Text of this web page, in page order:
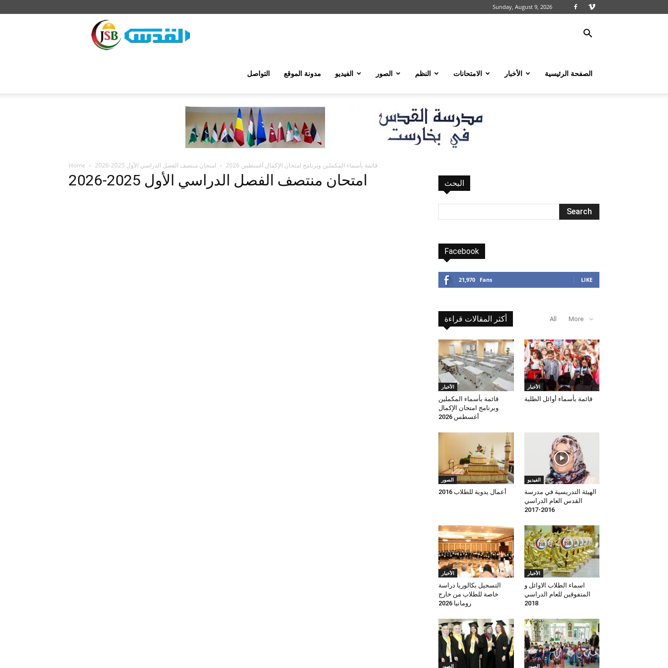
Sunday, August 9, 2026
JSB
التواصل مدونة الموقع الفيديو الصور النظم الامتحانات الأخبار الصفحة الرئيسية
Home قائمة بأسماء المكملين وبرنامج امتحان الإكمال أغسطس 2026 امتحان منتصف الفصل الدراسي الأول 2025-2026
امتحان منتصف الفصل الدراسي الأول 2025-2026 البحث
Facebook
21,970 Fans LIKE
أكثر المقالات قراءة All More
الأخبار
قائمة بأسماء المكملين
وبرنامج امتحان الإكمال
أغسطس 2026
الأخبار
قائمة بأسماء أوائل الطلبة
الصور
أعمال يدوية للطلاب 2016
الفيديو
الهيئة التدريسية في مدرسة
القدس العام الدراسي
2016-2017
الأخبار
التسجيل بكالوريا دراسة
خاصة للطلاب من خارج
رومانيا 2026
الأخبار
اسماء الطلاب الاوائل و
المتفوقين للعام الدراسي
2018
الصور الصور